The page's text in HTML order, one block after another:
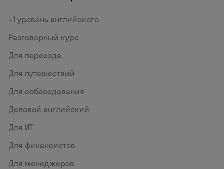
+1 уровень английского
Разговорный курс
Для переезда
Для путешествий
Для собеседования
Деловой английский
Для ИТ
Для финансистов
Для менеджеров